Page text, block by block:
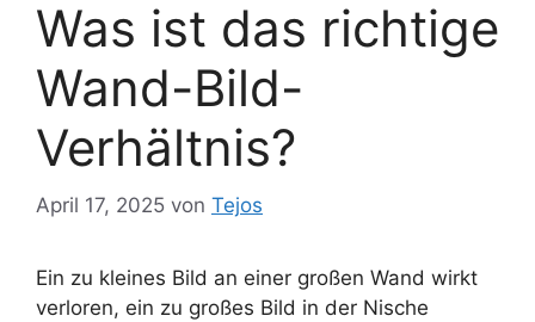
Was ist das richtige
Wand-Bild-
Verhältnis?
April 17, 2025 von Tejos
Ein zu kleines Bild an einer großen Wand wirkt
verloren, ein zu großes Bild in der Nische